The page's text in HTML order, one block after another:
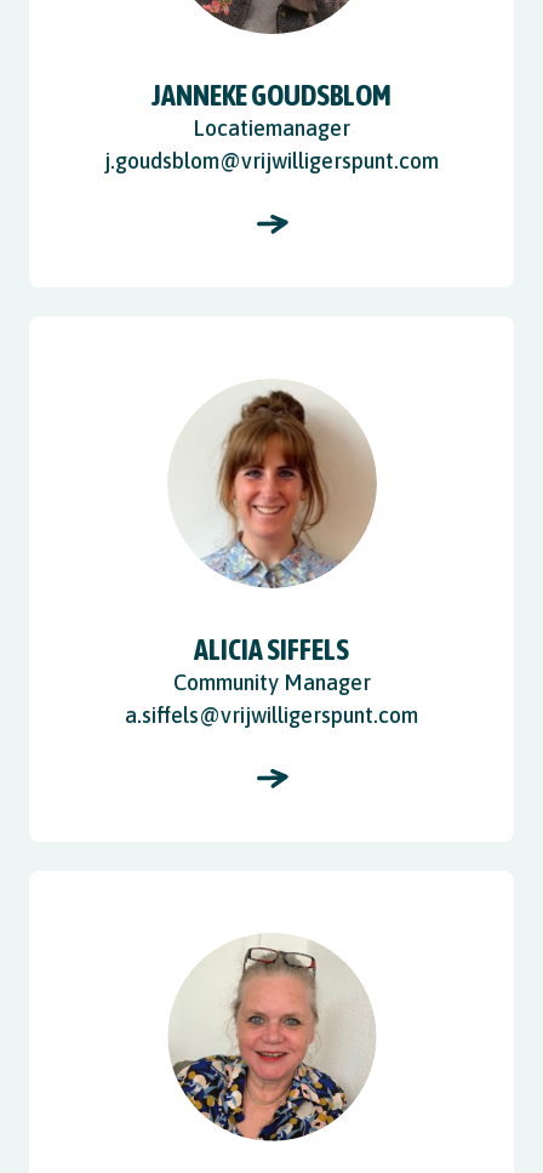
JANNEKE GOUDSBLOM
Locatiemanager
j.goudsblom@vrijwilligerspunt.com
ALICIA SIFFELS
Community Manager
a.siffels@vrijwilligerspunt.com